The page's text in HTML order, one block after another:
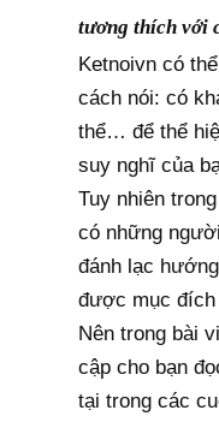
tương thích với
Ketnoivn có
cách nói: có
thể… để thể
suy nghĩ của
Tuy nhiên
có những
đánh lạc
được mục đích
Nên trong bài
cập cho bạn
tại trong các